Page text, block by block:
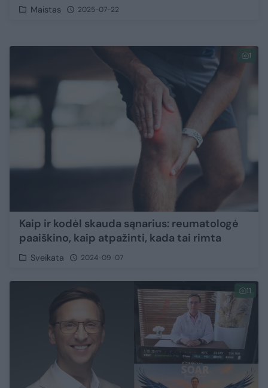
Maistas 2025-07-22
1
Kaip ir kodėl skauda sąnarius: reumatologė
paaiškino, kaip atpažinti, kada tai rimta
Sveikata 2024-09-07
11